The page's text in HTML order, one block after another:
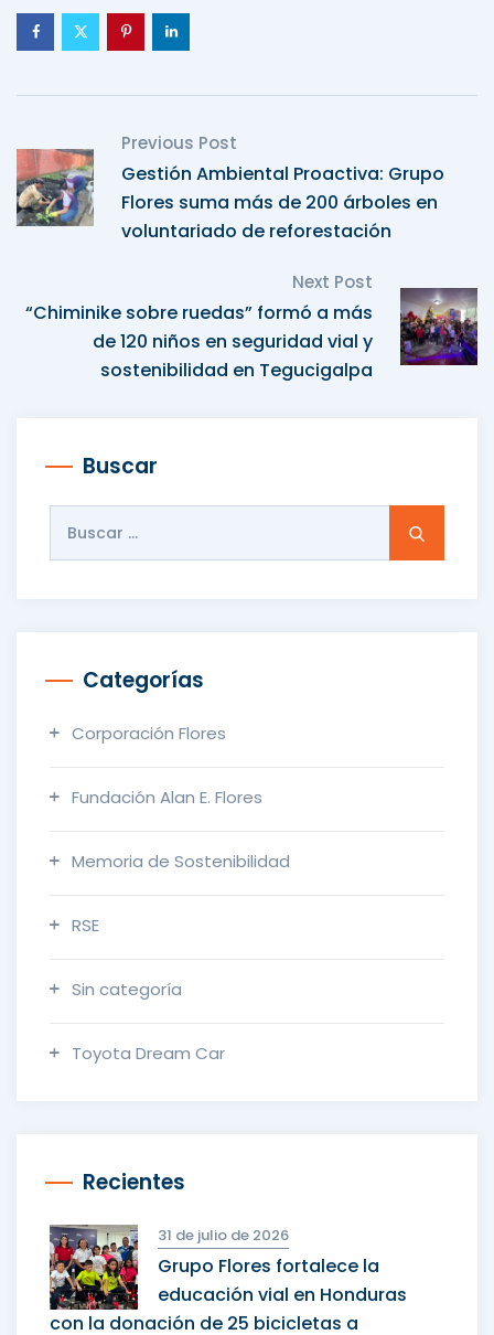
Previous Post
Gestión Ambiental Proactiva: Grupo
Flores suma más de 200 árboles en
voluntariado de reforestación
Next Post
“Chiminike sobre ruedas” formó a más
de 120 niños en seguridad vial y
sostenibilidad en Tegucigalpa
Buscar
Categorías
Corporación Flores
Fundación Alan E. Flores
Memoria de Sostenibilidad
RSE
Sin categoría
Toyota Dream Car
Recientes
31 de julio de 2026
Grupo Flores fortalece la
educación vial en Honduras
con la donación de 25 bicicletas a